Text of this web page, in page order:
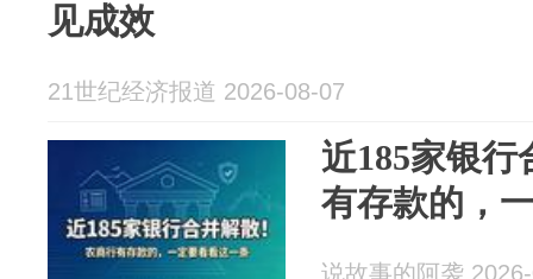
见成效
21世纪经济报道 2026-08-07
近185家银
有存款的，
说故事的阿袭